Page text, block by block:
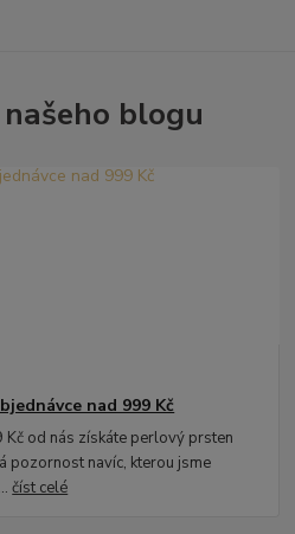
blogu
nad 999 Kč
Kč od nás získáte perlový prsten
pozornost navíc, kterou jsme
číst celé